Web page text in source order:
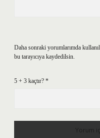
Daha sonraki yorumlarımda
bu tarayıcıya kaydedilsin.
5 + 3 kaçtır? *